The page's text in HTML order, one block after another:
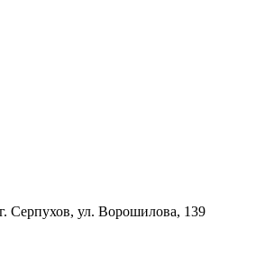
Серпухов, ул. Ворошилова, 139